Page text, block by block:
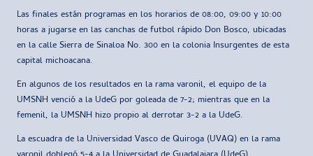
Las finales están programas en los horarios de 08:00, 09:00 y 10:00
horas a jugarse en las canchas de futbol rápido Don Bosco, ubicadas
en la calle Sierra de Sinaloa No. 300 en la colonia Insurgentes de esta
capital michoacana.
En algunos de los resultados en la rama varonil, el equipo de la
UMSNH venció a la UdeG por goleada de 7-2; mientras que en la
femenil, la UMSNH hizo propio al derrotar 3-2 a la UdeG.
La escuadra de la Universidad Vasco de Quiroga (UVAQ) en la rama